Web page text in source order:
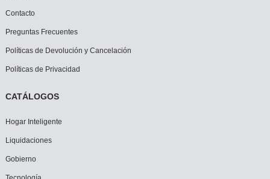
Contacto
Preguntas Frecuentes
Políticas de Devolución y Cancelación
Políticas de Privacidad
CATÁLOGOS
Hogar Inteligente
Liquidaciones
Gobierno